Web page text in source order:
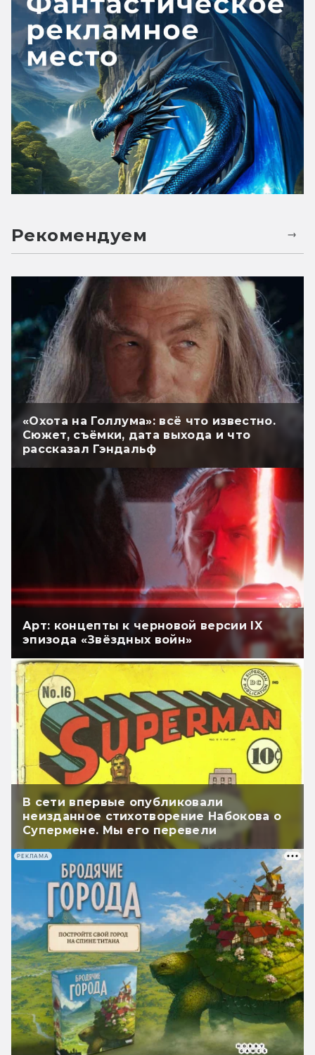
Рекомендуем
«Охота на Голлума»: всё что известно.
Сюжет, съёмки, дата выхода и что
рассказал Гэндальф
Арт: концепты к черновой версии IX
эпизода «Звёздных войн»
В сети впервые опубликовали
неизданное стихотворение Набокова о
Супермене. Мы его перевели
РЕКЛАМА